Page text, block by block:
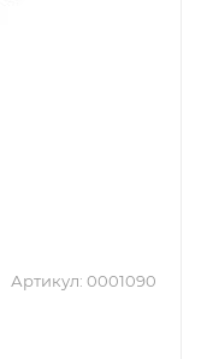
Артикул: 0001090